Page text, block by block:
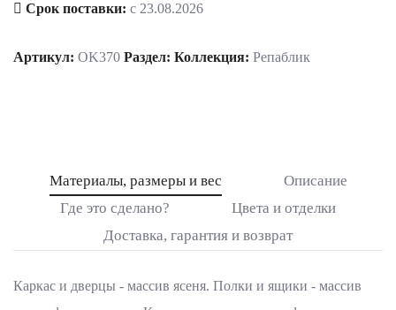
Срок поставки: с 23.08.2026
Артикул: OK370 Раздел: Коллекция: Репаблик
Материалы, размеры и вес
Описание
Где это сделано?
Цвета и отделки
Доставка, гарантия и возврат
Каркас и дверцы - массив ясеня. Полки и ящики - массив